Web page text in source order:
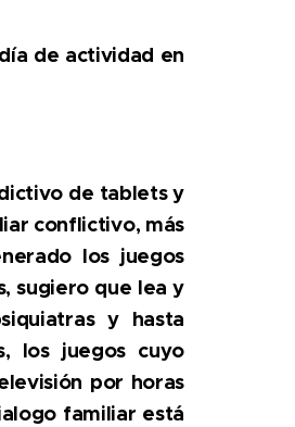
de actividad en
de tablets y
conflictivo, más
los juegos
sugiero que lea y
y hasta
los juegos cuyo
por horas
familiar está